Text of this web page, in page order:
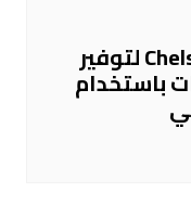
ThinkMarkets تطلق ChelseaAI لتوفير
باستخدام